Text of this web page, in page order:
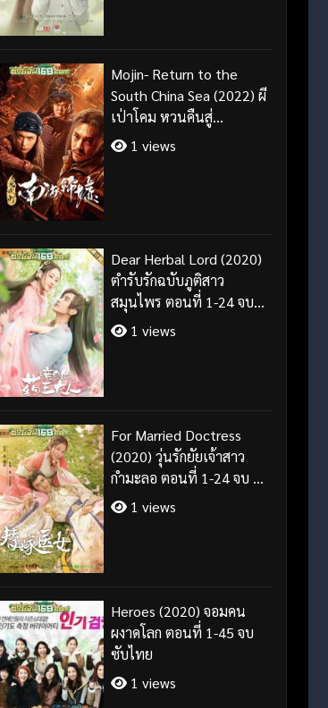
Mojin- Return to the
South China Sea (2022) ผี
เป่าโคม หวนคืนสู่
ทะเลจีนใต้
1 views
Dear Herbal Lord (2020)
ตำรับรักฉบับภูติสาว
สมุนไพร ตอนที่ 1-24 จบ
พากย์ไทย
1 views
For Married Doctress
(2020) วุ่นรักยัยเจ้าสาว
กำมะลอ ตอนที่ 1-24 จบ ซับ
ไทย1 views
Heroes (2020) จอมคน
ผงาดโลก ตอนที่ 1-45 จบ
ซับไทย
1 views